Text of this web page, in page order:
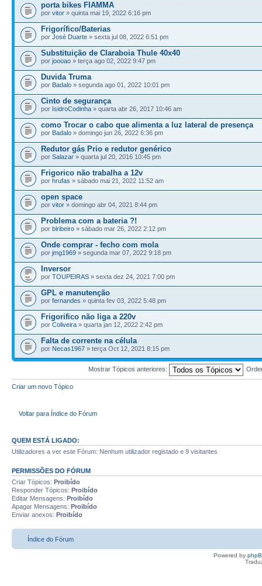
porta bikes FIAMMA
por vitor » quinta mai 19, 2022 6:16 pm
Frigorífico/Baterias
por José Duarte » sexta jul 08, 2022 6:51 pm
Substituição de Claraboia Thule 40x40
por joooao » terça ago 02, 2022 9:47 pm
Duvida Truma
por Badalo » segunda ago 01, 2022 10:01 pm
Cinto de segurança
por IsidroCodinha » quarta abr 26, 2017 10:46 am
como Trocar o cabo que alimenta a luz lateral de presença
por Badalo » domingo jun 26, 2022 6:36 pm
Redutor gás Prio e redutor genérico
por Salazar » quarta jul 20, 2016 10:45 pm
Frigorico não trabalha a 12v
por hrufas » sábado mai 21, 2022 11:52 am
open space
por vitor » domingo abr 04, 2021 8:44 pm
Problema com a bateria ?!
por blribeiro » sábado mar 26, 2022 2:12 pm
Onde comprar - fecho com mola
por jmg1969 » segunda mar 07, 2022 9:18 pm
Inversor
por TOUPEIRAS » sexta dez 24, 2021 7:00 pm
GPL e manutenção
por fernandes » quinta fev 03, 2022 5:48 pm
Frigorifico não liga a 220v
por Coliveira » quarta jan 12, 2022 2:42 pm
Falta de corrente na célula
por Necas1967 » terça Oct 12, 2021 8:15 pm
Mostrar Tópicos anteriores:
Criar um novo Tópico
Voltar para Índice do Fórum
QUEM ESTÁ LIGADO:
Utilizadores a ver este Fórum: Nenhum utilizador registado e 9 visitantes
PERMISSÕES DO FÓRUM
Criar Tópicos: Proibído
Responder Tópicos: Proibído
Editar Mensagens: Proibído
Apagar Mensagens: Proibído
Enviar anexos: Proibído
Índice do Fórum
Powered by